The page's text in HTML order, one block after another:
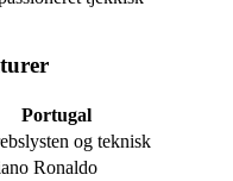
Portugal
og teknisk
Ronaldo